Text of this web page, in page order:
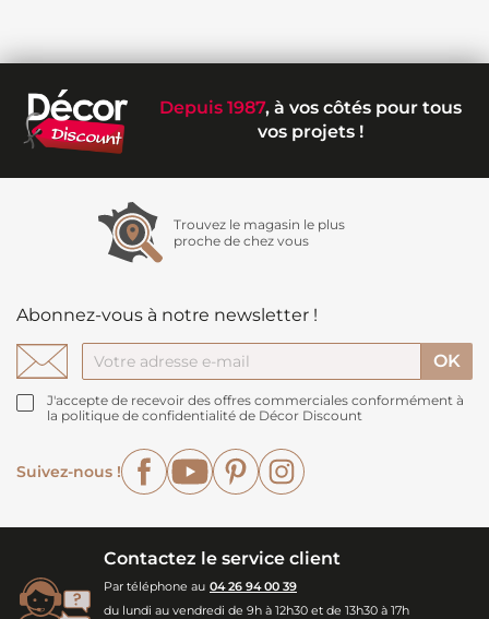
Depuis 1987, à vos côtés pour tous
vos projets !
Trouvez le magasin le plus
proche de chez vous
Abonnez-vous à notre newsletter !
J'accepte de recevoir des offres commerciales conformément à
la politique de confidentialité de Décor Discount
Suivez-nous !
FacebookYouTubePinterest
Contactez le service client
Par téléphone au 04 26 94 00 39
du lundi au vendredi de 9h à 12h30 et de 13h30 à 17h